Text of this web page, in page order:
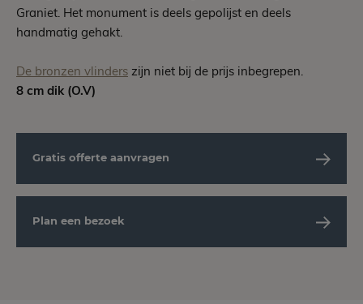
Graniet. Het monument is deels gepolijst en deels
handmatig gehakt.
De bronzen vlinders zijn niet bij de prijs inbegrepen.
8 cm dik (O.V)
Gratis offerte aanvragen
Plan een bezoek